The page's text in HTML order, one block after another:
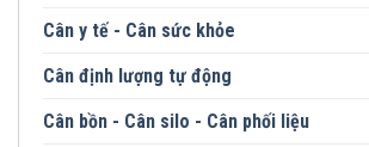
Cân y tế - Cân sức khỏe
Cân định lượng tự động
Cân bồn - Cân silo - Cân phối liệu